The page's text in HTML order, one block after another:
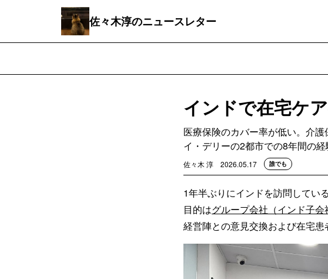
佐々木淳のニュースレター
インドで在宅ケ
医療保険のカバー率が低い。介
イ・デリーの2都市での8年間の
佐々木 淳 2026.05.17 誰でも
1年半ぶりにインドを訪問している
目的はグループ会社（インド子
経営陣との意見交換および在宅患